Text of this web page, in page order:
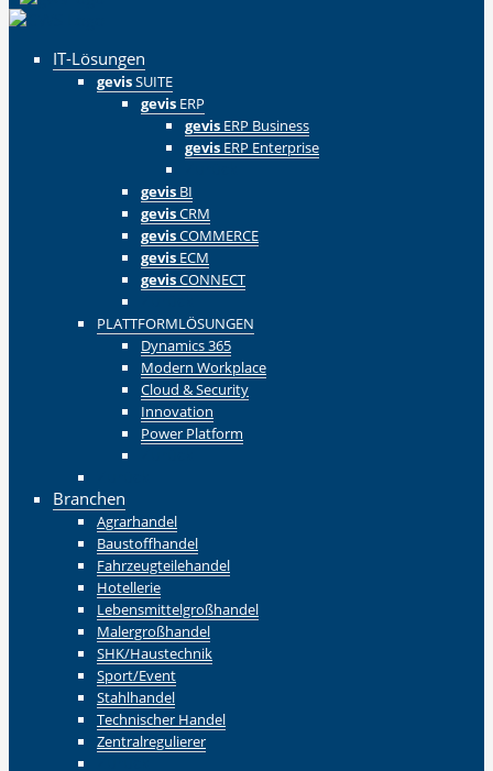
IT-Lösungen
gevisSUITE
gevis ERP
gevis ERP Business
gevis ERP Enterprise
gevis BI
gevisCRM
gevisCOMMERCE
gevis ECM
gevisCONNECT
PLATTFORMLÖSUNGEN
Dynamics 365
Modern Workplace
Cloud & Security
Innovation
Power Platform
Branchen
Agrarhandel
Baustoffhandel
Fahrzeugteilehandel
Hotellerie
Lebensmittelgroßhandel
Malergroßhandel
SHK/Haustechnik
Sport/Event
Stahlhandel
Technischer Handel
Zentralregulierer